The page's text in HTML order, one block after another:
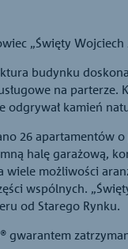
„Święty
budynku
na parterze.
kamień
26 apartamentów o
halę garażową,
wiele możliwości
wspólnych.
od Starego Rynku.
gwarantem